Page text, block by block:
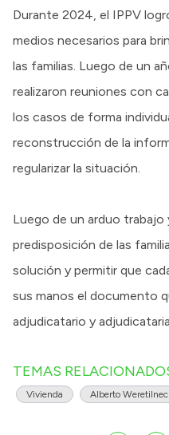
Durante 2024, el IPPV
medios necesarios para
las familias. Luego de un
realizaron reuniones con
los casos de forma
reconstrucción de la
regularizar la situación.
Luego de un arduo trabajo
predisposición de las
solución y permitir que
sus manos el documento
adjudicatario y
TEMAS
Vivienda Alberto